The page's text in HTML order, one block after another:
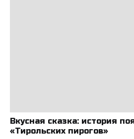
Вкусная сказка: история
«Тирольских пирогов»